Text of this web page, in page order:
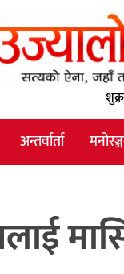
अन्तर्वार्ता